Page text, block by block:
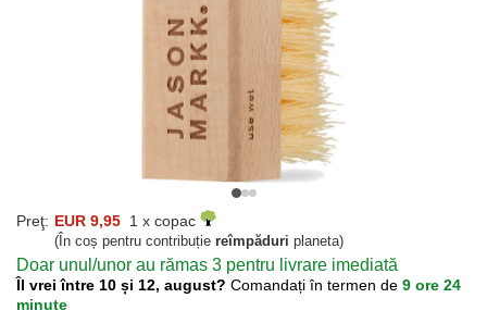
Preţ: EUR 9,95 1 x copac
(În coș pentru contribuție reîmpăduri planeta)
Doar unul/unor au rămas 3 pentru livrare imediată
Îl vrei între 10 și 12, august? Comandați în termen de 9 ore 24
minute